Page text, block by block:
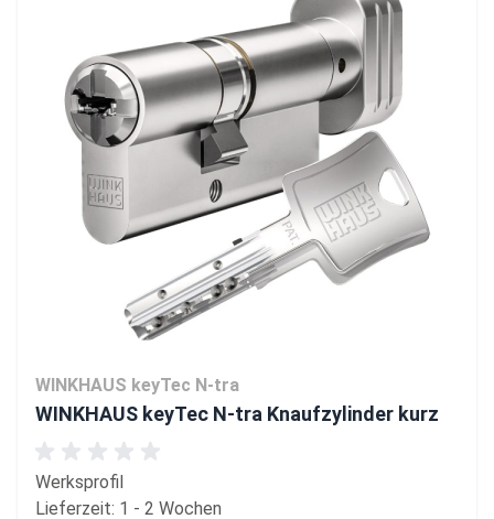
WINKHAUS keyTec N-tra
WINKHAUS keyTec N-tra Knaufzylinder kurz
Werksprofil
Lieferzeit: 1 - 2 Wochen